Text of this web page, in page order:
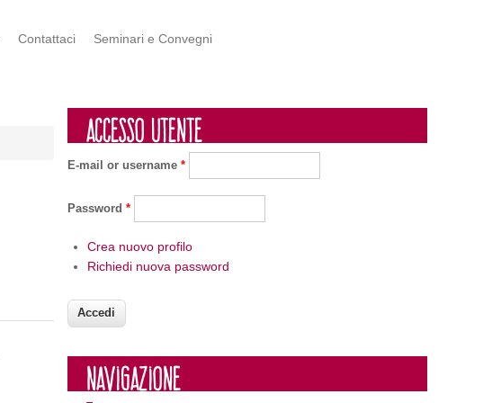
Contattaci Seminari e Convegni
Accesso utente
E-mail or username *
Password *
Crea nuovo profilo
Richiedi nuova password
Navigazione